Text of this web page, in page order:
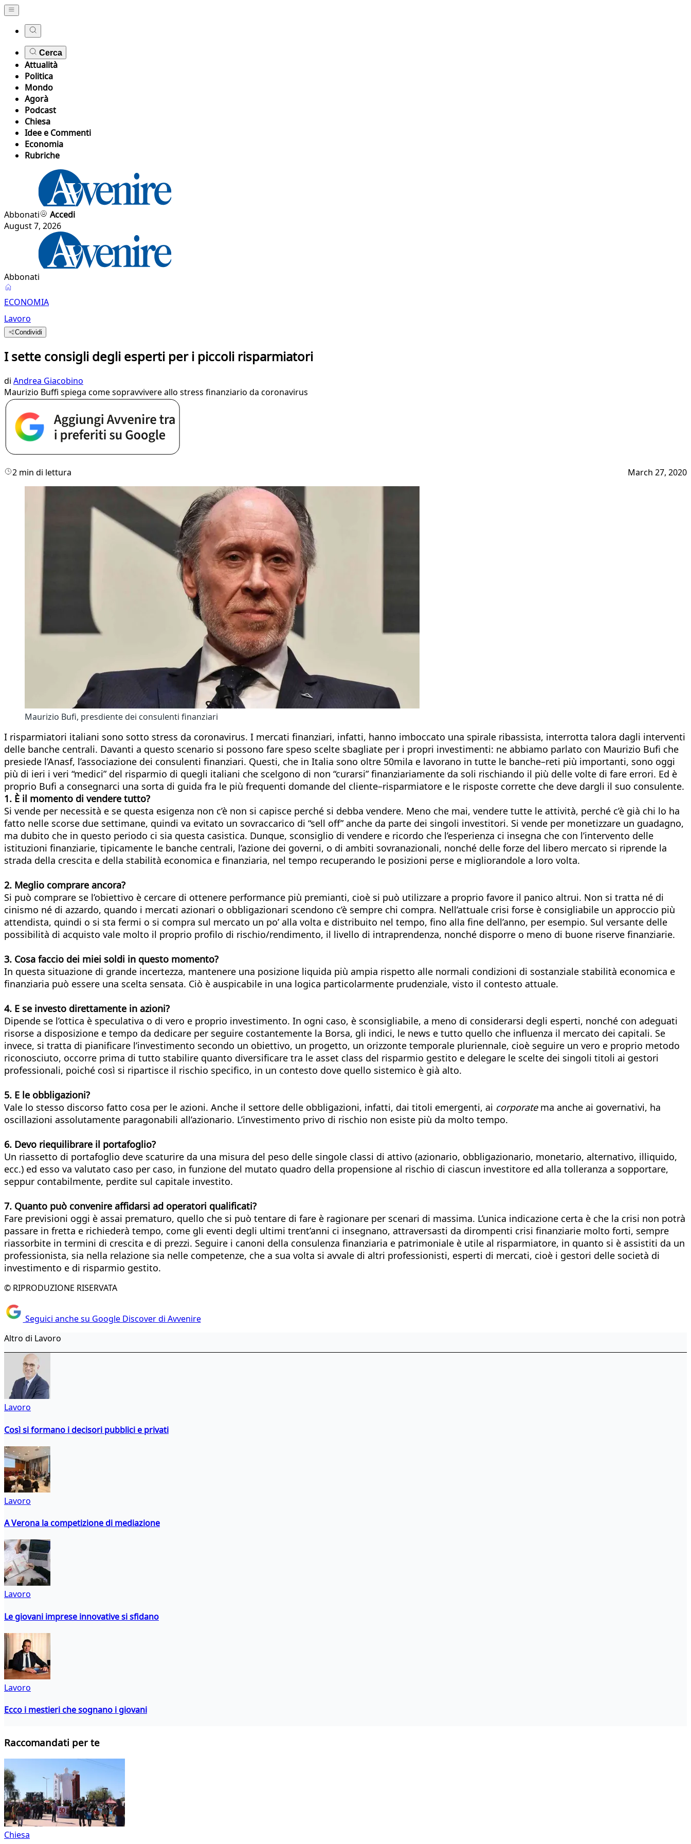
Cerca
Attualità
Politica
Mondo
Agorà
Podcast
Chiesa
Idee e Commenti
Economia
Rubriche
Abbonati
Accedi
August 7, 2026
Abbonati
ECONOMIA
Lavoro
Condividi
I sette consigli degli esperti per i piccoli risparmiatori
di Andrea Giacobino
Maurizio Buffi spiega come sopravvivere allo stress finanziario da coronavirus
2 min di lettura March 27, 2020
Maurizio Bufi, presdiente dei consulenti finanziari
I risparmiatori italiani sono sotto stress da coronavirus. I mercati finanziari, infatti, hanno imboccato una spirale ribassista, interrotta talora dagli interventi
delle banche centrali. Davanti a questo scenario si possono fare speso scelte sbagliate per i propri investimenti: ne abbiamo parlato con Maurizio Bufi che
presiede l’Anasf, l’associazione dei consulenti finanziari. Questi, che in Italia sono oltre 50mila e lavorano in tutte le banche–reti più importanti, sono oggi
più di ieri i veri “medici” del risparmio di quegli italiani che scelgono di non “curarsi” finanziariamente da soli rischiando il più delle volte di fare errori. Ed è
proprio Bufi a consegnarci una sorta di guida fra le più frequenti domande del cliente–risparmiatore e le risposte corrette che deve dargli il suo consulente.
1. È il momento di vendere tutto?
Si vende per necessità e se questa esigenza non c’è non si capisce perché si debba vendere. Meno che mai, vendere tutte le attività, perché c’è già chi lo ha
fatto nelle scorse due settimane, quindi va evitato un sovraccarico di “sell off” anche da parte dei singoli investitori. Si vende per monetizzare un guadagno,
ma dubito che in questo periodo ci sia questa casistica. Dunque, sconsiglio di vendere e ricordo che l’esperienza ci insegna che con l’intervento delle
istituzioni finanziarie, tipicamente le banche centrali, l’azione dei governi, o di ambiti sovranazionali, nonché delle forze del libero mercato si riprende la
strada della crescita e della stabilità economica e finanziaria, nel tempo recuperando le posizioni perse e migliorandole a loro volta.
2. Meglio comprare ancora?
Si può comprare se l’obiettivo è cercare di ottenere performance più premianti, cioè si può utilizzare a proprio favore il panico altrui. Non si tratta né di
cinismo né di azzardo, quando i mercati azionari o obbligazionari scendono c’è sempre chi compra. Nell’attuale crisi forse è consigliabile un approccio più
attendista, quindi o si sta fermi o si compra sul mercato un po’ alla volta e distribuito nel tempo, fino alla fine dell’anno, per esempio. Sul versante delle
possibilità di acquisto vale molto il proprio profilo di rischio/rendimento, il livello di intraprendenza, nonché disporre o meno di buone riserve finanziarie.
3. Cosa faccio dei miei soldi in questo momento?
In questa situazione di grande incertezza, mantenere una posizione liquida più ampia rispetto alle normali condizioni di sostanziale stabilità economica e
finanziaria può essere una scelta sensata. Ciò è auspicabile in una logica particolarmente prudenziale, visto il contesto attuale.
4. E se investo direttamente in azioni?
Dipende se l’ottica è speculativa o di vero e proprio investimento. In ogni caso, è sconsigliabile, a meno di considerarsi degli esperti, nonché con adeguati
risorse a disposizione e tempo da dedicare per seguire costantemente la Borsa, gli indici, le news e tutto quello che influenza il mercato dei capitali. Se
invece, si tratta di pianificare l’investimento secondo un obiettivo, un progetto, un orizzonte temporale pluriennale, cioè seguire un vero e proprio metodo
riconosciuto, occorre prima di tutto stabilire quanto diversificare tra le asset class del risparmio gestito e delegare le scelte dei singoli titoli ai gestori
professionali, poiché così si ripartisce il rischio specifico, in un contesto dove quello sistemico è già alto.
5. E le obbligazioni?
Vale lo stesso discorso fatto cosa per le azioni. Anche il settore delle obbligazioni, infatti, dai titoli emergenti, ai corporatema anche ai governativi, ha
oscillazioni assolutamente paragonabili all’azionario. L’investimento privo di rischio non esiste più da molto tempo.
6. Devo riequilibrare il portafoglio?
Un riassetto di portafoglio deve scaturire da una misura del peso delle singole classi di attivo (azionario, obbligazionario, monetario, alternativo, illiquido,
ecc.) ed esso va valutato caso per caso, in funzione del mutato quadro della propensione al rischio di ciascun investitore ed alla tolleranza a sopportare,
seppur contabilmente, perdite sul capitale investito.
7. Quanto può convenire affidarsi ad operatori qualificati?
Fare previsioni oggi è assai prematuro, quello che si può tentare di fare è ragionare per scenari di massima. L’unica indicazione certa è che la crisi non potrà
passare in fretta e richiederà tempo, come gli eventi degli ultimi trent’anni ci insegnano, attraversasti da dirompenti crisi finanziarie molto forti, sempre
riassorbite in termini di crescita e di prezzi. Seguire i canoni della consulenza finanziaria e patrimoniale è utile al risparmiatore, in quanto si è assistiti da un
professionista, sia nella relazione sia nelle competenze, che a sua volta si avvale di altri professionisti, esperti di mercati, cioè i gestori delle società di
investimento e di risparmio gestito.
© RIPRODUZIONE RISERVATA
Seguici anche su Google Discover di Avvenire
Altro di Lavoro
Lavoro
Così si formano i decisori pubblici e privati
Lavoro
A Verona la competizione di mediazione
Lavoro
Le giovani imprese innovative si sfidano
Lavoro
Ecco i mestieri che sognano i giovani
Raccomandati per te
Chiesa